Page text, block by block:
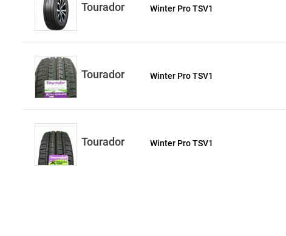
Tourador Winter Pro TSV1
Tourador Winter Pro TSV1
Tourador Winter Pro TSV1